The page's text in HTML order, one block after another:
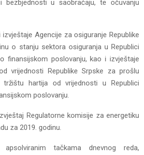
bezbjednosti u saobraćaju, te očuvanju
Agencije za osiguranje Republike
o stanju sektora osiguranja u Republici
finansijskom poslovanju, kao i izvještaje
vrijednosti Republike Srpske za prošlu
hartija od vrijednosti u Republici
poslovanju.
Regulatorne komisije za energetiku
za 2019. godinu.
tačkama dnevnog reda,